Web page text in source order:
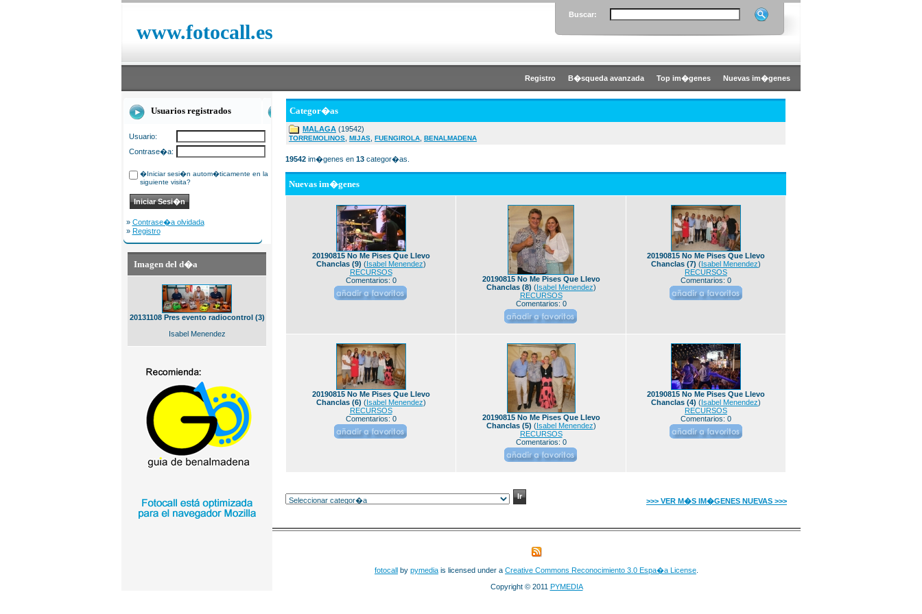
www.fotocall.es
Buscar:
Registro B�squeda avanzada Top im�genes Nuevas im�genes
Usuarios registrados
Usuario:
Contrase�a:
�Iniciar sesi�n autom�ticamente en la
siguiente visita?
» Contrase�a olvidada
» Registro
Imagen del d�a
20131108 Pres evento radiocontrol (3)
Isabel Menendez
Categor�as
MALAGA (19542)
TORREMOLINOS MIJAS FUENGIROLA BENALMADENA
19542 im�genes en 13 categor�as.
Nuevas im�genes
20190815 No Me Pises Que Llevo
Chanclas (9) (Isabel Menendez)
RECURSOS
Comentarios: 0
20190815 No Me Pises Que Llevo
Chanclas (8) (Isabel Menendez)
RECURSOS
Comentarios: 0
20190815 No Me Pises Que Llevo
Chanclas (7) (Isabel Menendez)
RECURSOS
Comentarios: 0
20190815 No Me Pises Que Llevo
Chanclas (6) (Isabel Menendez)
RECURSOS
Comentarios: 0
20190815 No Me Pises Que Llevo
Chanclas (5) (Isabel Menendez)
RECURSOS
Comentarios: 0
20190815 No Me Pises Que Llevo
Chanclas (4) (Isabel Menendez)
RECURSOS
Comentarios: 0
>>> VER M�S IM�GENES NUEVAS >>>
fotocall by pymedia is licensed under a Creative Commons Reconocimiento 3.0 Espa�a License
Copyright © 2011 PYMEDIA